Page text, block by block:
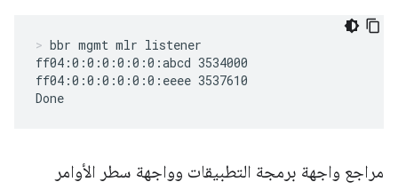
bbr mgmt mlr listener
ff04:0:0:0:0:0:0:abcd 3534000
ff04:0:0:0:0:0:0:eeee 3537610
Done
مراجع واجهة برمجة التطبيقات وواجهة سطر الأوامر